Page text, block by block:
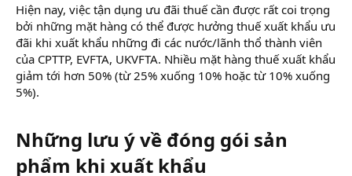
Hiện nay, việc tận dụng ưu đãi thuế cần được rất coi trọng
bởi những mặt hàng có thể được hưởng thuế xuất khẩu ưu
đãi khi xuất khẩu những đi các nước/lãnh thổ thành viên
của CPTTP, EVFTA, UKVFTA. Nhiều mặt hàng thuế xuất khẩu
giảm tới hơn 50% (từ 25% xuống 10% hoặc từ 10% xuống
5%).
Những lưu ý về đóng gói sản
phẩm khi xuất khẩu​